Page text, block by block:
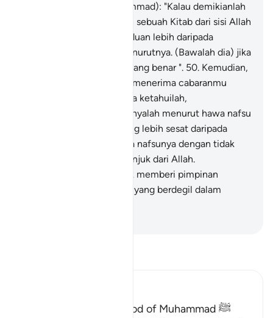
Proof of the Prophethood of Muhammad ﷺ
Katakanlah (wahai Muhammad): "Kalau demikianlah
sikap kamu maka bawalah sebuah Kitab dari sisi Allah
yang dapat memberi panduan lebih daripada
keduanya, supaya aku menurutnya. (Bawalah dia) jika
betul kamu orang-orang yang benar ". 50. Kemudian,
kalau mereka tidak dapat menerima cabaranmu
(wahai Muhammad), maka ketahuilah,
sesungguhnya mereka hanyalah menurut hawa nafsu
mereka; dan tidak ada yang lebih sesat daripada
orang yang menurut hawa nafsunya dengan tidak
berdasarkan hidayah petunjuk dari Allah.
Sesungguhnya Allah tidak memberi pimpinan
kepada kaum yang zalim (yang berdegil dalam